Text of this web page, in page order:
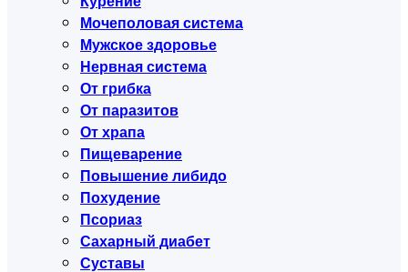
Мочеполовая система
Мужское здоровье
Нервная система
От грибка
От паразитов
От храпа
Пищеварение
Повышение либидо
Похудение
Псориаз
Сахарный диабет
Суставы